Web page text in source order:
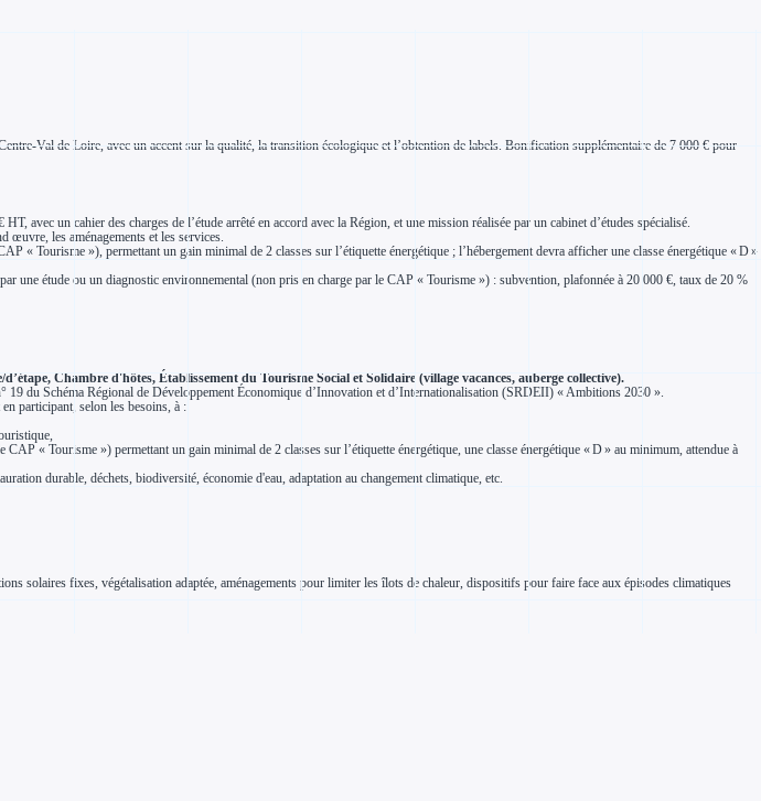
Val de Loire, avec un accent sur la qualité, la transition écologique et l’obtention de labels. Bonification supplémentaire de 7 000 € pour
avec un cahier des charges de l’étude arrêté en accord avec la Région, et une mission réalisée par un cabinet d’études spécialisé.
œuvre, les aménagements et les services.
« Tourisme »), permettant un gain minimal de 2 classes sur l’étiquette énergétique ; l’hébergement devra afficher une classe énergétique « D »
une étude ou un diagnostic environnemental (non pris en charge par le CAP « Tourisme ») : subvention, plafonnée à 20 000 €, taux de 20 %
Chambre d'hôtes, Établissement du Tourisme Social et Solidaire (village vacances, auberge collective).
du Schéma Régional de Développement Économique d’Innovation et d’Internationalisation (SRDEII) « Ambitions 2030 ».
participant, selon les besoins, à :
« Tourisme ») permettant un gain minimal de 2 classes sur l’étiquette énergétique, une classe énergétique « D » au minimum, attendue à
durable, déchets, biodiversité, économie d'eau, adaptation au changement climatique, etc.
solaires fixes, végétalisation adaptée, aménagements pour limiter les îlots de chaleur, dispositifs pour faire face aux épisodes climatiques